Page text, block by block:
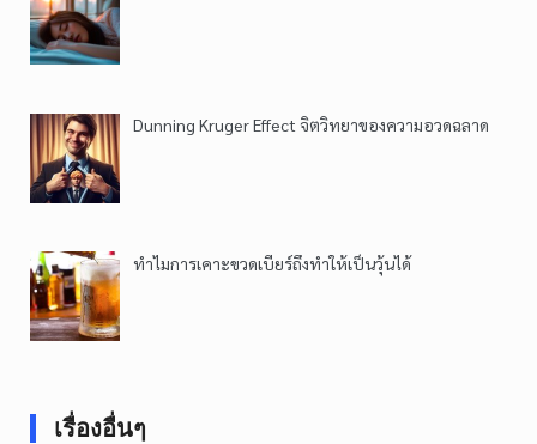
Dunning Kruger Effect จิตวิทยาของความอวดฉลาด
ทำไมการเคาะขวดเบียร์ถึงทำให้เป็นวุ้นได้
เรื่องอื่นๆ